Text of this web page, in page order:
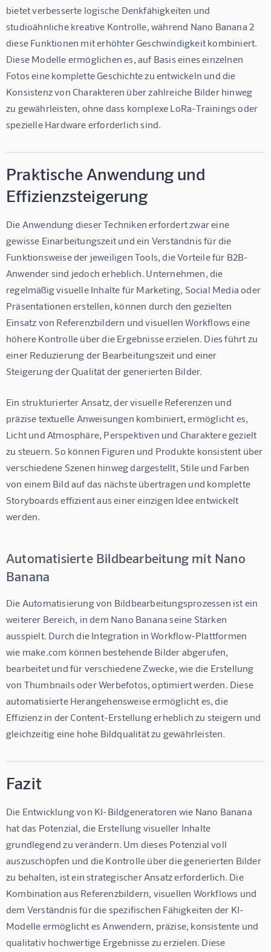
bietet verbesserte logische Denkfähigkeiten und
studioähnliche kreative Kontrolle, während Nano Banana 2
diese Funktionen mit erhöhter Geschwindigkeit kombiniert.
Diese Modelle ermöglichen es, auf Basis eines einzelnen
Fotos eine komplette Geschichte zu entwickeln und die
Konsistenz von Charakteren über zahlreiche Bilder hinweg
zu gewährleisten, ohne dass komplexe LoRa-Trainings oder
spezielle Hardware erforderlich sind.
Praktische Anwendung und
Effizienzsteigerung
Die Anwendung dieser Techniken erfordert zwar eine
gewisse Einarbeitungszeit und ein Verständnis für die
Funktionsweise der jeweiligen Tools, die Vorteile für B2B-
Anwender sind jedoch erheblich. Unternehmen, die
regelmäßig visuelle Inhalte für Marketing, Social Media oder
Präsentationen erstellen, können durch den gezielten
Einsatz von Referenzbildern und visuellen Workflows eine
höhere Kontrolle über die Ergebnisse erzielen. Dies führt zu
einer Reduzierung der Bearbeitungszeit und einer
Steigerung der Qualität der generierten Bilder.
Ein strukturierter Ansatz, der visuelle Referenzen und
präzise textuelle Anweisungen kombiniert, ermöglicht es,
Licht und Atmosphäre, Perspektiven und Charaktere gezielt
zu steuern. So können Figuren und Produkte konsistent über
verschiedene Szenen hinweg dargestellt, Stile und Farben
von einem Bild auf das nächste übertragen und komplette
Storyboards effizient aus einer einzigen Idee entwickelt
werden.
Automatisierte Bildbearbeitung mit Nano
Banana
Die Automatisierung von Bildbearbeitungsprozessen ist ein
weiterer Bereich, in dem Nano Banana seine Stärken
ausspielt. Durch die Integration in Workflow-Plattformen
wie make.com können bestehende Bilder abgerufen,
bearbeitet und für verschiedene Zwecke, wie die Erstellung
von Thumbnails oder Werbefotos, optimiert werden. Diese
automatisierte Herangehensweise ermöglicht es, die
Effizienz in der Content-Erstellung erheblich zu steigern und
gleichzeitig eine hohe Bildqualität zu gewährleisten.
Fazit
Die Entwicklung von KI-Bildgeneratoren wie Nano Banana
hat das Potenzial, die Erstellung visueller Inhalte
grundlegend zu verändern. Um dieses Potenzial voll
auszuschöpfen und die Kontrolle über die generierten Bilder
zu behalten, ist ein strategischer Ansatz erforderlich. Die
Kombination aus Referenzbildern, visuellen Workflows und
dem Verständnis für die spezifischen Fähigkeiten der KI-
Modelle ermöglicht es Anwendern, präzise, konsistente und
qualitativ hochwertige Ergebnisse zu erzielen. Diese